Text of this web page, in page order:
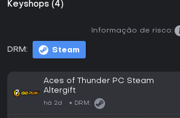
Keyshops (4)
DRM: Steam
Informação de risco:
Aces of Thunder PC Steam
Altergift
há 2d DRM: